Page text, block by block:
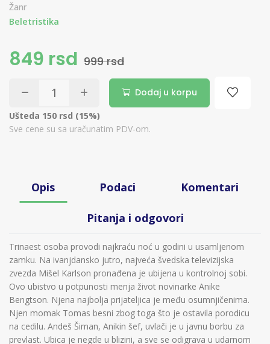
Žanr
Beletristika
849 rsd 999 rsd
Dodaj u korpu
Ušteda 150 rsd (15%)
Sve cene su sa uračunatim PDV-om.
Opis Podaci Komentari
Pitanja i odgovori
Trinaest osoba provodi najkraću noć u godini u usamljenom
zamku. Na ivanjdansko jutro, najveća švedska televizijska
zvezda Mišel Karlson pronađena je ubijena u kontrolnoj sobi.
Ovo ubistvo u potpunosti menja život novinarke Anike
Bengtson. Njena najbolja prijateljica je među osumnjičenima.
Njen momak Tomas besni zbog toga što je ostavila porodicu
na cedilu. Andeš Šiman, Anikin šef, uvlači je u javnu borbu za
prevlast. Ubica je negde u blizini, a sve se odigrava u udarnom